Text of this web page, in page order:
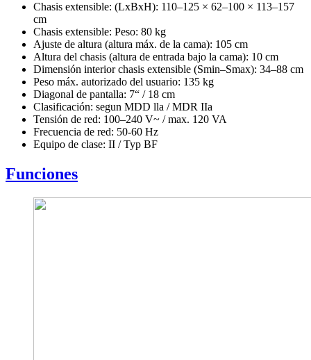
Chasis extensible: (LxBxH): 110–125 × 62–100 × 113–157
cm
Chasis extensible: Peso: 80 kg
Ajuste de altura (altura máx. de la cama): 105 cm
Altura del chasis (altura de entrada bajo la cama): 10 cm
Dimensión interior chasis extensible (Smin–Smax): 34–88 cm
Peso máx. autorizado del usuario: 135 kg
Diagonal de pantalla: 7“ / 18 cm
Clasificación: segun MDD lla / MDR IIa
Tensión de red: 100–240 V~ / max. 120 VA
Frecuencia de red: 50-60 Hz
Equipo de clase: II / Typ BF
Funciones